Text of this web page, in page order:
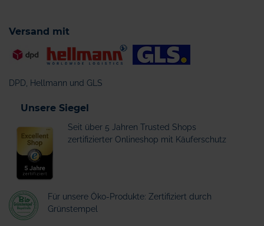
Versand mit
DPD, Hellmann und GLS
Unsere Siegel
Seit über 5 Jahren Trusted Shops
zertifizierter Onlineshop mit Käuferschutz
Für unsere Öko-Produkte: Zertifiziert durch
Grünstempel